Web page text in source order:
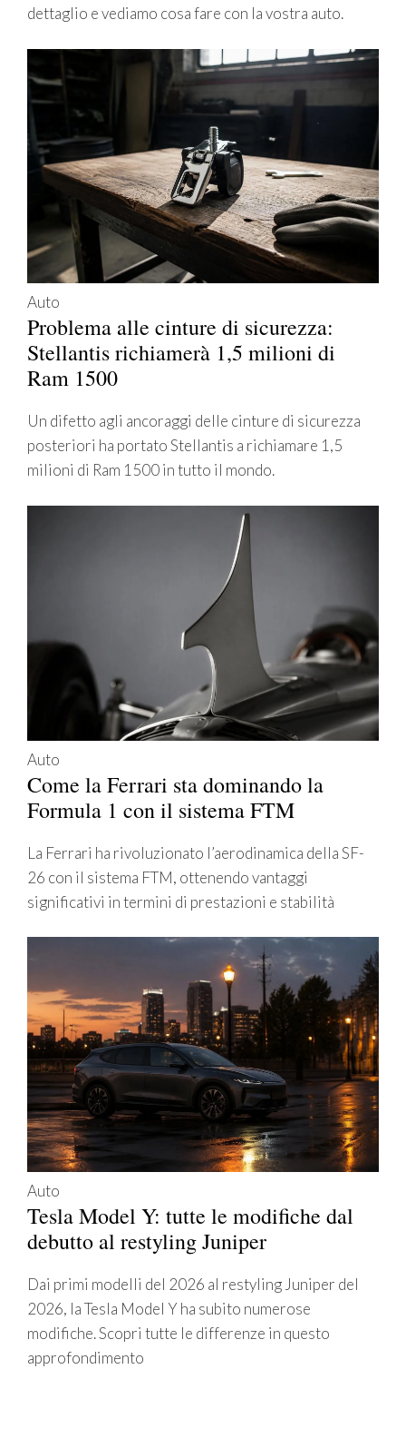
dettaglio e vediamo cosa fare con la vostra auto.
Auto
Problema alle cinture di sicurezza:
Stellantis richiamerà 1,5 milioni di
Ram 1500
Un difetto agli ancoraggi delle cinture di sicurezza
posteriori ha portato Stellantis a richiamare 1,5
milioni di Ram 1500 in tutto il mondo.
Auto
Come la Ferrari sta dominando la
Formula 1 con il sistema FTM
La Ferrari ha rivoluzionato l’aerodinamica della SF-
26 con il sistema FTM, ottenendo vantaggi
significativi in termini di prestazioni e stabilità
Auto
Tesla Model Y: tutte le modifiche dal
debutto al restyling Juniper
Dai primi modelli del 2026 al restyling Juniper del
2026, la Tesla Model Y ha subito numerose
modifiche. Scopri tutte le differenze in questo
approfondimento